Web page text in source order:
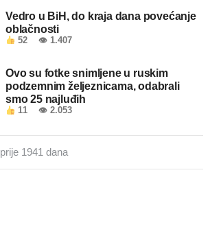
Vedro u BiH, do kraja dana povećanje
oblačnosti
52 👁 1.407
Ovo su fotke snimljene u ruskim
podzemnim željeznicama, odabrali
smo 25 najluđih
11 👁 2.053
prije 1941 dana